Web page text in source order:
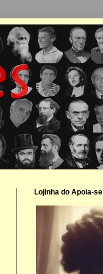
Lojinha do Apoia-se